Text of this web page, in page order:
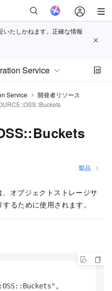
いたしかねます。正確な情報
Service
Service
開発者リソース
製品
オブジェクトストレージサ
るために使用されます。